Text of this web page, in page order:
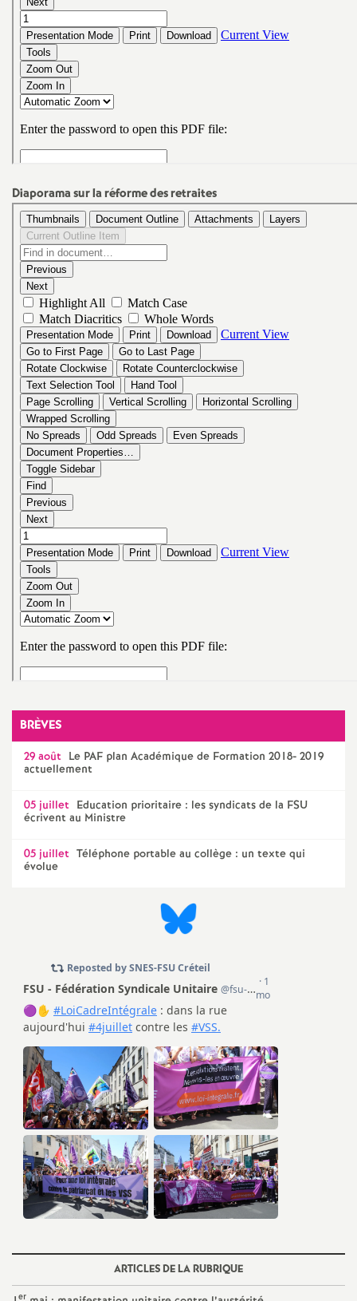
Diaporama sur la réforme des retraites
BRÈVES
29 août Le PAF plan Académique de Formation 2018- 2019
actuellement
05 juillet Education prioritaire : les syndicats de la FSU
écrivent au Ministre
05 juillet Téléphone portable au collège : un texte qui
évolue
ARTICLES DE LA RUBRIQUE
er